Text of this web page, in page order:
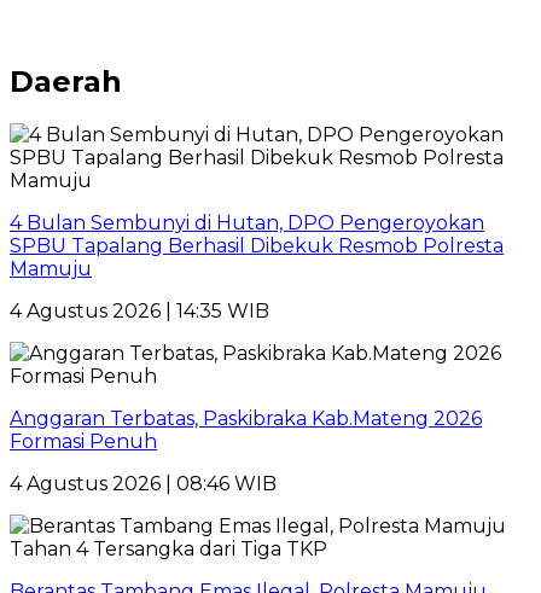
Daerah
4 Bulan Sembunyi di Hutan, DPO Pengeroyokan
SPBU Tapalang Berhasil Dibekuk Resmob Polresta
Mamuju
4 Agustus 2026 | 14:35 WIB
Anggaran Terbatas, Paskibraka Kab.Mateng 2026
Formasi Penuh
4 Agustus 2026 | 08:46 WIB